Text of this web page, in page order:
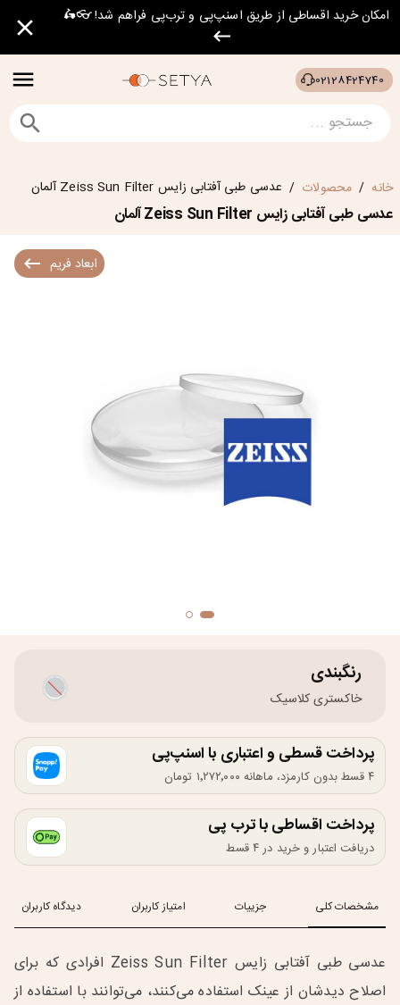
امکان خرید اقساطی از طریق اسنپ‌پی و ترب‌پی فراهم شد! 👓🛵
02128424740
خانه / محصولات / عدسی طبی آفتابی زایس Zeiss Sun Filter آلمان
عدسی طبی آفتابی زایس Zeiss Sun Filter آلمان
ابعاد فریم
رنگبندی
خاکستری کلاسیک
پرداخت قسطی و اعتباری با اسنپ‌پی
۴ قسط بدون کارمزد، ماهانه ۱٬۲۷۲٬۰۰۰ تومان
پرداخت اقساطی با ترب پی
دریافت اعتبار و خرید در ۴ قسط
مشخصات کلی جزییات امتیاز کاربران دیدگاه کاربران
عدسی طبی آفتابی زایس Zeiss Sun Filter افرادی که برای
اصلاح دیدشان از عینک استفاده می‌کنند، می‌توانند با استفاده از